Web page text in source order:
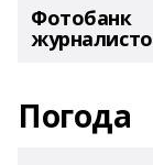
Фотобанк
Погода